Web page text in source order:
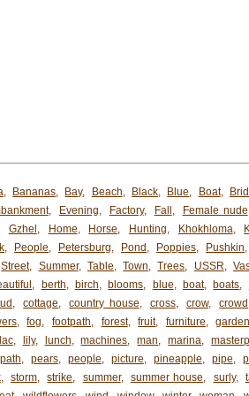
, Bananas, Bay, Beach, Black, Blue, Boat,
, Evening, Factory, Fall , Female nude
Gzhel , Home, Horse, Hunting, Khokhloma,
, People, Petersburg, Pond , Poppies, Pushkin,
Street, Summer, Table, Town, Trees, USSR,
, berth, birch, blooms, blue, boat, boats,
, cottage, country house, cross, crow, crowd
, fog, footpath, forest, fruit, furniture, garden
, lily, lunch, machines, man, marina,
path, pears, people, picture, pineapple, pipe,
, storm, strike, summer, summer house, surly,